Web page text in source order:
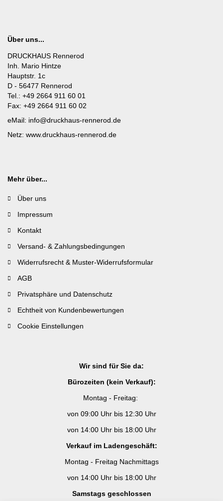
Über uns...
DRUCKHAUS Rennerod
Inh. Mario Hintze
Hauptstr. 1c
D - 56477 Rennerod
Tel.: +49 2664 911 60 01
Fax: +49 2664 911 60 02
eMail: info@druckhaus-rennerod.de
Netz: www.druckhaus-rennerod.de
Mehr über...
Über uns
Impressum
Kontakt
Versand- & Zahlungsbedingungen
Widerrufsrecht & Muster-Widerrufsformular
AGB
Privatsphäre und Datenschutz
Echtheit von Kundenbewertungen
Cookie Einstellungen
Wir sind für Sie da:
Bürozeiten (kein Verkauf):
Montag - Freitag:
von 09:00 Uhr bis 12:30 Uhr
von 14:00 Uhr bis 18:00 Uhr
Verkauf im Ladengeschäft:
Montag - Freitag Nachmittags
von 14:00 Uhr bis 18:00 Uhr
Samstags geschlossen